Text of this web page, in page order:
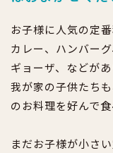
お子様に人気の定
カレー、ハンバー
ギョーザ、などが
我が家の子供たち
のお料理を好んで食
まだお子様が小さ